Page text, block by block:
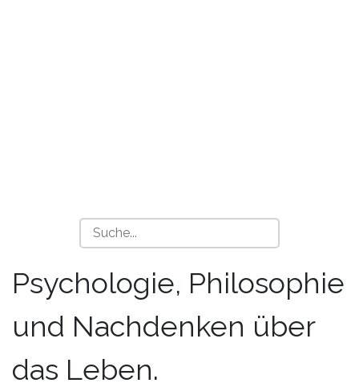
Psychologie, Philosophie
und Nachdenken über
das Leben.